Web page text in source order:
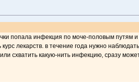
попала инфекция по моче-половым путям и
лекарств. в течение года нужно
схватить какую-нить инфекцию, сразу